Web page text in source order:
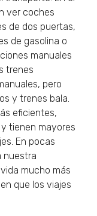
ver coches
de dos puertas,
de gasolina o
manuales
trenes
pero
y trenes bala.
eficientes,
tienen mayores
En pocas
nuestra
mucho más
que los viajes